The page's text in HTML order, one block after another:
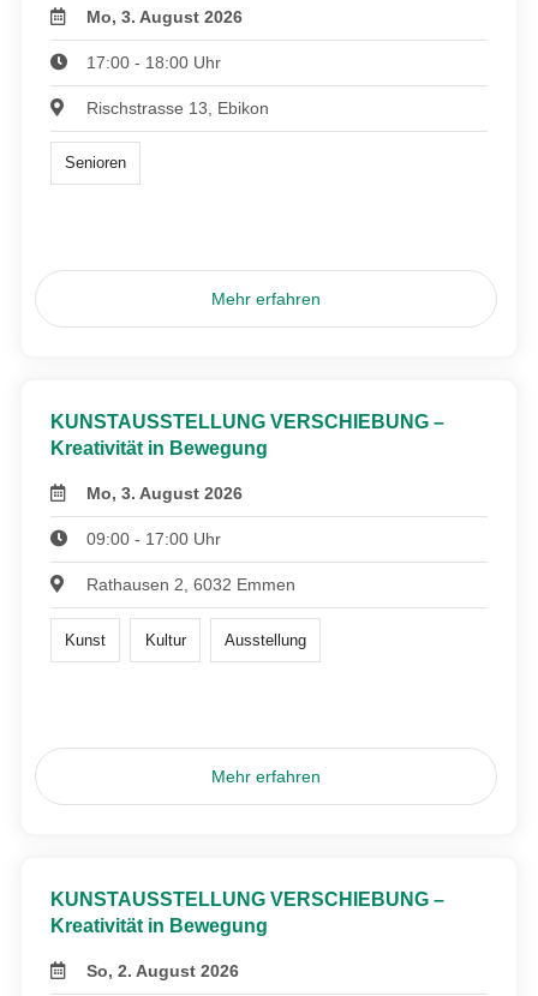
Mo, 3. August 2026
17:00 - 18:00 Uhr
Rischstrasse 13, Ebikon
Senioren
Mehr erfahren
KUNSTAUSSTELLUNG VERSCHIEBUNG –
Kreativität in Bewegung
Mo, 3. August 2026
09:00 - 17:00 Uhr
Rathausen 2, 6032 Emmen
Kunst Kultur Ausstellung
Mehr erfahren
KUNSTAUSSTELLUNG VERSCHIEBUNG –
Kreativität in Bewegung
So, 2. August 2026